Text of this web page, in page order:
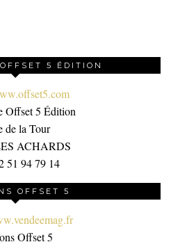
5 ÉDITION
Offset 5 Édition
de la Tour
ACHARDS
51 94 79 14
OFFSET 5
Offset 5